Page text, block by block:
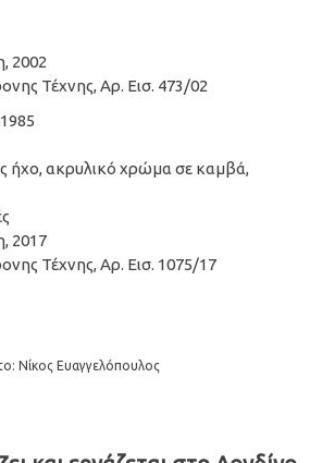
2002
Τέχνης, Aρ. Εισ. 473/02
ήχο, ακρυλικό χρώμα σε καμβά,
2017
Τέχνης, Αρ. Εισ. 1075/17
Νίκος Ευαγγελόπουλος